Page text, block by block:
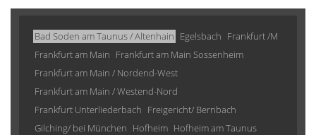
Bad Soden am Taunus / Altenhain Egelsbach Frankfurt /M
Frankfurt am Main Frankfurt am Main Sossenheim
Frankfurt am Main / Nordend-West
Frankfurt am Main / Westend-Nord
Frankfurt Unterliederbach Freigericht/ Bernbach
Gilching/ bei München Hofheim Hofheim am Taunus